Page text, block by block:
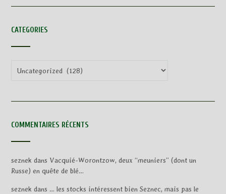
CATEGORIES
COMMENTAIRES RÉCENTS
seznek dans Vacquié-Worontzow, deux “meuniers” (dont un
Russe) en quête de blé…
seznek dans … les stocks intéressent bien Seznec, mais pas le